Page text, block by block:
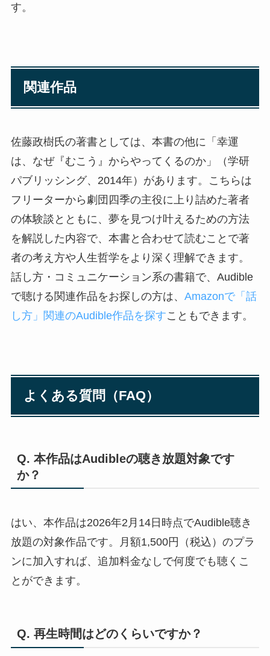
す。
関連作品
佐藤政樹氏の著書としては、本書の他に「幸運
は、なぜ『むこう』からやってくるのか」（学研
パブリッシング、2014年）があります。こちらは
フリーターから劇団四季の主役に上り詰めた著者
の体験談とともに、夢を見つけ叶えるための方法
を解説した内容で、本書と合わせて読むことで著
者の考え方や人生哲学をより深く理解できます。
話し方・コミュニケーション系の書籍で、Audible
で聴ける関連作品をお探しの方は、 Amazonで「話
し方」関連のAudible作品を探すこともできます。
よくある質問（FAQ）
Q. 本作品はAudibleの聴き放題対象です
か？
はい、本作品は2026年2月14日時点でAudible聴き
放題の対象作品です。月額1,500円（税込）のプラ
ンに加入すれば、追加料金なしで何度でも聴くこ
とができます。
Q. 再生時間はどのくらいですか？